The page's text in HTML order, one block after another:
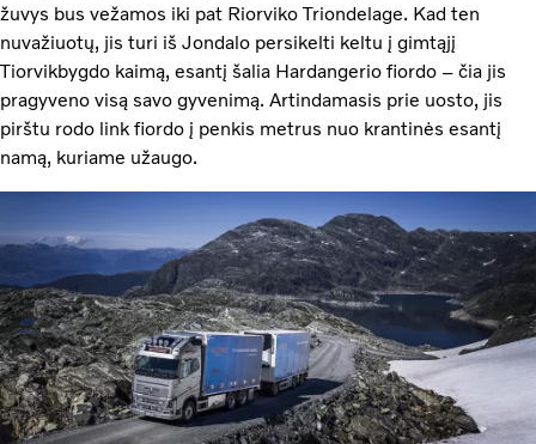
žuvys bus vežamos iki pat Riorviko Triondelage. Kad ten
nuvažiuotų, jis turi iš Jondalo persikelti keltu į gimtąjį
Tiorvikbygdo kaimą, esantį šalia Hardangerio fiordo – čia jis
pragyveno visą savo gyvenimą. Artindamasis prie uosto, jis
pirštu rodo link fiordo į penkis metrus nuo krantinės esantį
namą, kuriame užaugo.